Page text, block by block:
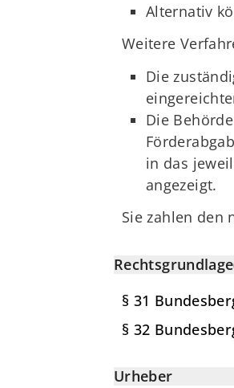
Alternativ
Weitere
Die
Die
in das
angezeigt.
Sie zahlen den
§ 31
§ 32
Urheber